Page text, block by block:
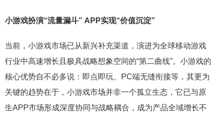
小游戏扮演“流量漏斗” APP实现“价值沉淀”
当前，小游戏市场已从新兴补充渠道，演进为全球移动游戏
行业中高速增长且极具战略想象空间的“第二曲线”。小游戏的
核心优势自不必多说：即点即玩、PC端无缝衔接等，其更为
关键的趋势在于，小游戏市场并非一个孤立生态，它已与原
生APP市场形成深度协同与战略耦合，成为产品全域增长不